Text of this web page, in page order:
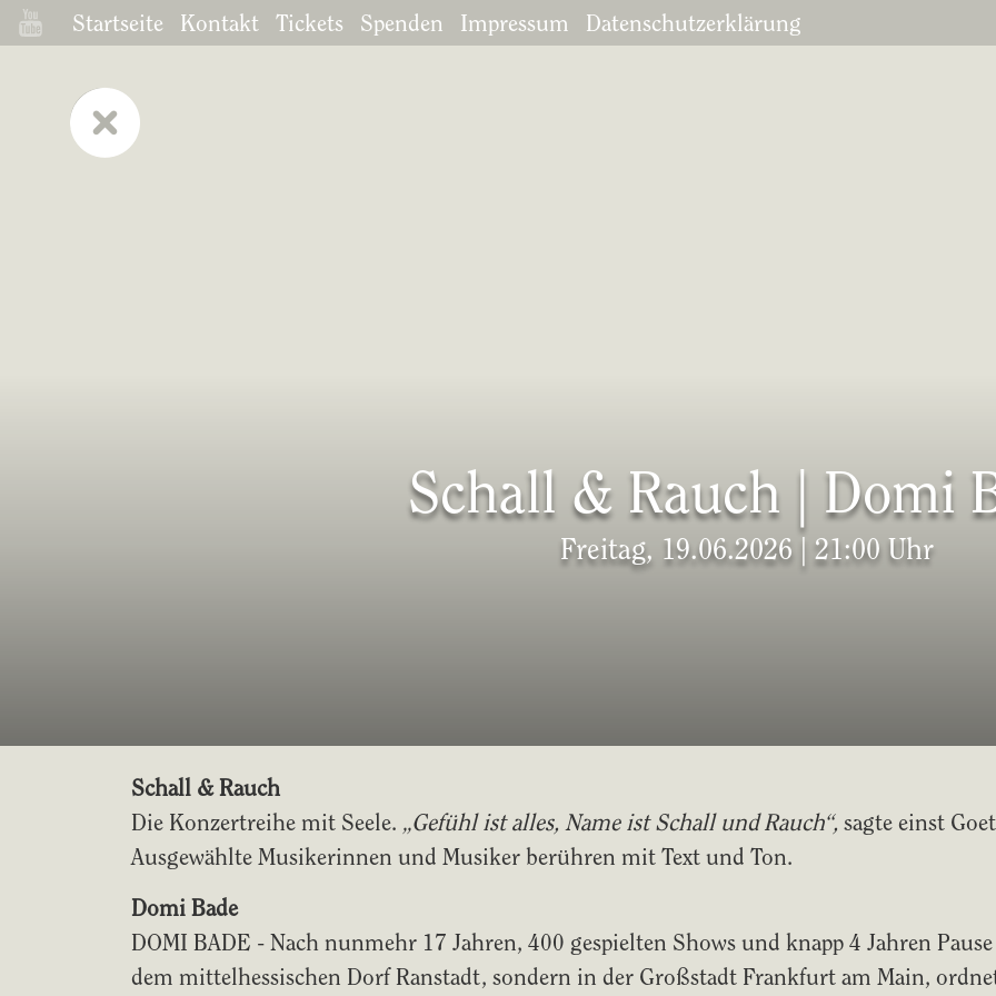
Startseite Kontakt Tickets Spenden Impressum Datenschutzerklärung
Schall & Rauch | Domi
Freitag, 19.06.2026 | 21:00 Uhr
Schall & Rauch
Die Konzertreihe mit Seele. „Gefühl ist alles, Name ist Schall und Rauch“, sagte einst
Ausgewählte Musikerinnen und Musiker berühren mit Text und Ton.
Domi Bade
DOMI BADE - Nach nunmehr 17 Jahren, 400 gespielten Shows und knapp 4 Jahren
dem mittelhessischen Dorf Ranstadt, sondern in der Großstadt Frankfurt am Main,